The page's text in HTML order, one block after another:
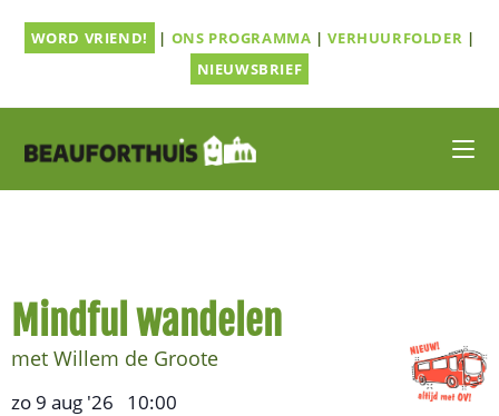
naarWORD VRIEND! | ONS PROGRAMMA |VERHUURFOLDER |
NIEUWSBRIEF
Mindful wandelen
met Willem de Groote
zo 9 aug '26 10:00